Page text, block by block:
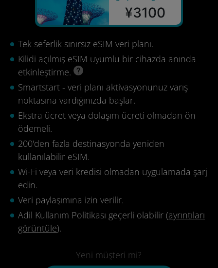
¥3100
Tek seferlik sınırsız eSIM veri planı.
Kilidi açılmış eSIM uyumlu bir cihazda anında
etkinleştirme.
Smartstart - veri planı aktivasyonunuz varış
noktasına vardığınızda başlar.
Ekstra ücret veya dolaşım ücreti olmadan ön
ödemeli.
200'den fazla destinasyonda yeniden
kullanılabilir eSIM.
Wi-Fi veya veri kredisi olmadan uygulamada şarj
edin.
Veri paylaşımına izin verilir.
Adil Kullanım Politikası geçerli olabilir (ayrıntıları
görüntüle).
Yeni müşteri mi?